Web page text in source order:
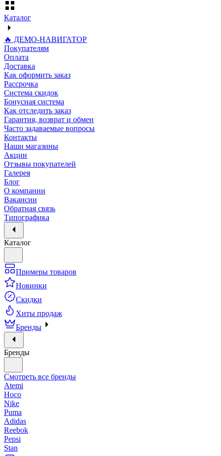
Каталог
🔥 ДЕМО-НАВИГАТОР
Покупателям
Оплата
Доставка
Как оформить заказ
Рассрочка
Система скидок
Бонусная система
Как отследить заказ
Гарантия, возврат и обмен
Часто задаваемые вопросы
Контакты
Наши магазины
Акции
Отзывы покупателей
Галерея
Блог
О компании
Вакансии
Обратная связь
Типографика
Каталог
Примеры товаров
Новинки
Скидки
Хиты продаж
Бренды
Бренды
Смотреть все бренды
Atemi
Hoco
Nike
Puma
Adidas
Reebok
Pepsi
Stan